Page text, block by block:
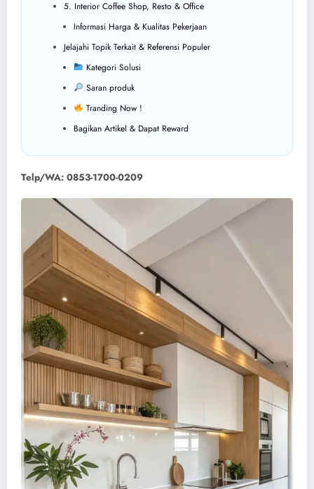
5. Interior Coffee Shop, Resto & Office
Informasi Harga & Kualitas Pekerjaan
Jelajahi Topik Terkait & Referensi Populer
Kategori Solusi
Saran produk
Tranding Now !
Bagikan Artikel & Dapat Reward
Telp/WA: 0853-1700-0209